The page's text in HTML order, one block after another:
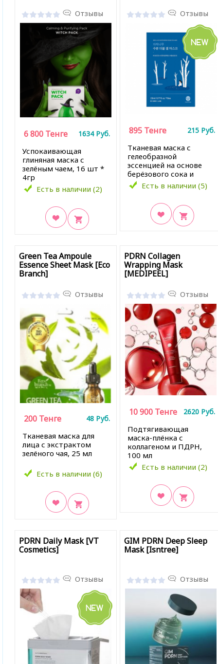
Отзывы
Успокаивающая
глиняная маска с
зелёным чаем, 16 шт *
4гр
Есть в наличии (2)
6 800 Тенге 1634 Руб.
Отзывы
Tканевая маска с
гелеобразной
эссенцией на основе
берёзового сока и
гиалуроновой кислоты,
23 мл
Есть в наличии (5)
895 Тенге 215 Руб.
Green Tea Ampoule
Essence Sheet Mask [Eco
Branch]
Отзывы
Тканевая маска для
лица с экстрактом
зелёного чая, 25 мл
Есть в наличии (6)
200 Тенге 48 Руб.
PDRN Collagen
Wrapping Mask
[MEDIPEEL]
Отзывы
Подтягивающая
маска-плёнка с
коллагеном и ПДРН,
100 мл
Есть в наличии (2)
10 900 Тенге 2620 Руб.
PDRN Daily Mask [VT
Cosmetics]
Отзывы
GIM PDRN Deep Sleep
Mask [Isntree]
Отзывы